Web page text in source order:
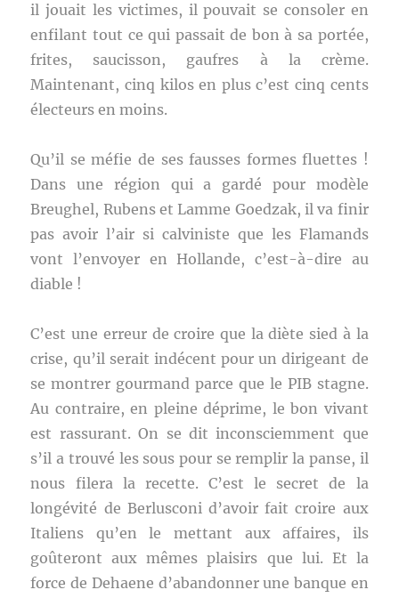
il jouait les victimes, il pouvait se consoler en
enfilant tout ce qui passait de bon à sa portée,
frites, saucisson, gaufres à la crème.
Maintenant, cinq kilos en plus c’est cinq cents
électeurs en moins.
Qu’il se méfie de ses fausses formes fluettes !
Dans une région qui a gardé pour modèle
Breughel, Rubens et Lamme Goedzak, il va finir
pas avoir l’air si calviniste que les Flamands
vont l’envoyer en Hollande, c’est-à-dire au
diable !
C’est une erreur de croire que la diète sied à la
crise, qu’il serait indécent pour un dirigeant de
se montrer gourmand parce que le PIB stagne.
Au contraire, en pleine déprime, le bon vivant
est rassurant. On se dit inconsciemment que
s’il a trouvé les sous pour se remplir la panse, il
nous filera la recette. C’est le secret de la
longévité de Berlusconi d’avoir fait croire aux
Italiens qu’en le mettant aux affaires, ils
goûteront aux mêmes plaisirs que lui. Et la
force de Dehaene d’abandonner une banque en